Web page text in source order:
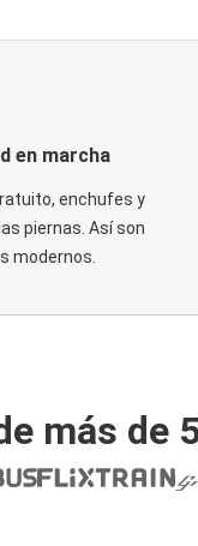
en marcha
enchufes y
piernas. Así son
modernos.
más de